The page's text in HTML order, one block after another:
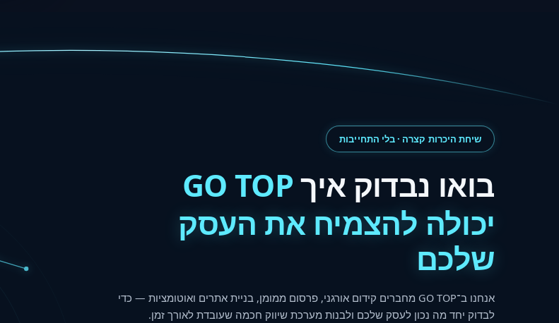
שיחת היכרות קצרה · בלי התחייבות
בואו נבדוק איךGO TOP
יכולה להצמיח את העסק
שלכם
אנחנו ב־GO TOP מחברים קידום אורגני, פרסום ממומן, בניית אתרים ואוטומציות — כדי
לבדוק יחד מה נכון לעסק שלכם ולבנות מערכת שיווק חכמה שעובדת לאורך זמן.